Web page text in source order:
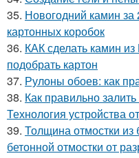
35. Новогодний камин за
картонных коробок
36. КАК сделать камин
подобрать картон
37. Рулоны обоев: как
38. Как правильно
Технология устройства
39. Толщина отмостки из
бетонной отмостки от